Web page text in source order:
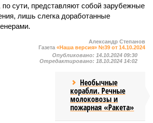
сути, представляют собой зарубежные
лишь слегка доработанные
Александр Степанов
Газета «Наша версия» №39 от 14.10.2024
Опубликовано: 14.10.2024 09:30
Отредактировано: 18.10.2024 14:02
Необычные
корабли. Речные
молоковозы и
пожарная «Ракета»